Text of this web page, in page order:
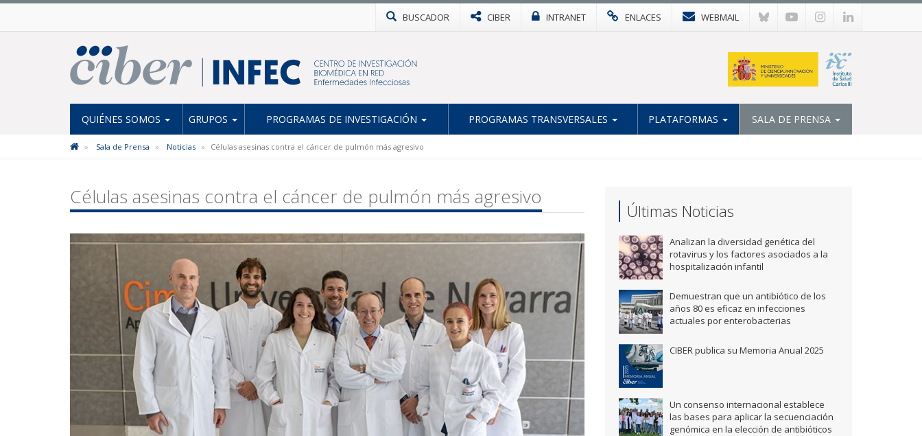
BUSCADOR CIBER INTRANET ENLACES WEBMAIL
QUIÉNES SOMOS GRUPOS PROGRAMAS DE INVESTIGACIÓN PROGRAMAS TRANSVERSALES PLATAFORMAS SALA DE PRENSA
Sala de Prensa Noticias Células asesinas contra el cáncer de pulmón más agresivo
Células asesinas contra el cáncer de pulmón más agresivo
Últimas Noticias
Analizan la diversidad genética del
rotavirus y los factores asociados a la
hospitalización infantil
Demuestran que un antibiótico de los
años 80 es eficaz en infecciones
actuales por enterobacterias
CIBER publica su Memoria Anual 2025
Un consenso internacional establece
las bases para aplicar la secuenciación
genómica en la elección de antibióticos